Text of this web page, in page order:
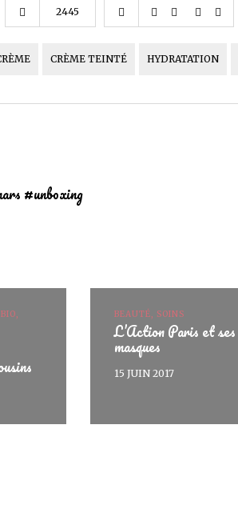
2445
CRÈME TEINTÉ HYDRATATION
#unboxing
BEAUTÉ, SOINS
L’Action Paris et ses
masques
15 JUIN 2017